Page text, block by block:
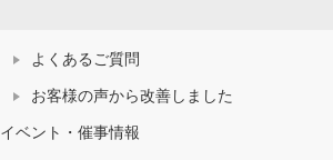
よくあるご質問
お客様の声から改善しました
イベント・催事情報